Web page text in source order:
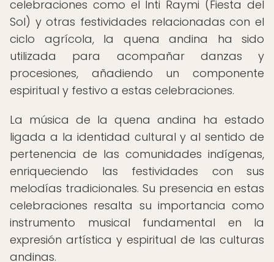
celebraciones como el Inti Raymi (Fiesta del
Sol) y otras festividades relacionadas con el
ciclo agrícola, la quena andina ha sido
utilizada para acompañar danzas y
procesiones, añadiendo un componente
espiritual y festivo a estas celebraciones.
La música de la quena andina ha estado
ligada a la identidad cultural y al sentido de
pertenencia de las comunidades indígenas,
enriqueciendo las festividades con sus
melodías tradicionales. Su presencia en estas
celebraciones resalta su importancia como
instrumento musical fundamental en la
expresión artística y espiritual de las culturas
andinas.